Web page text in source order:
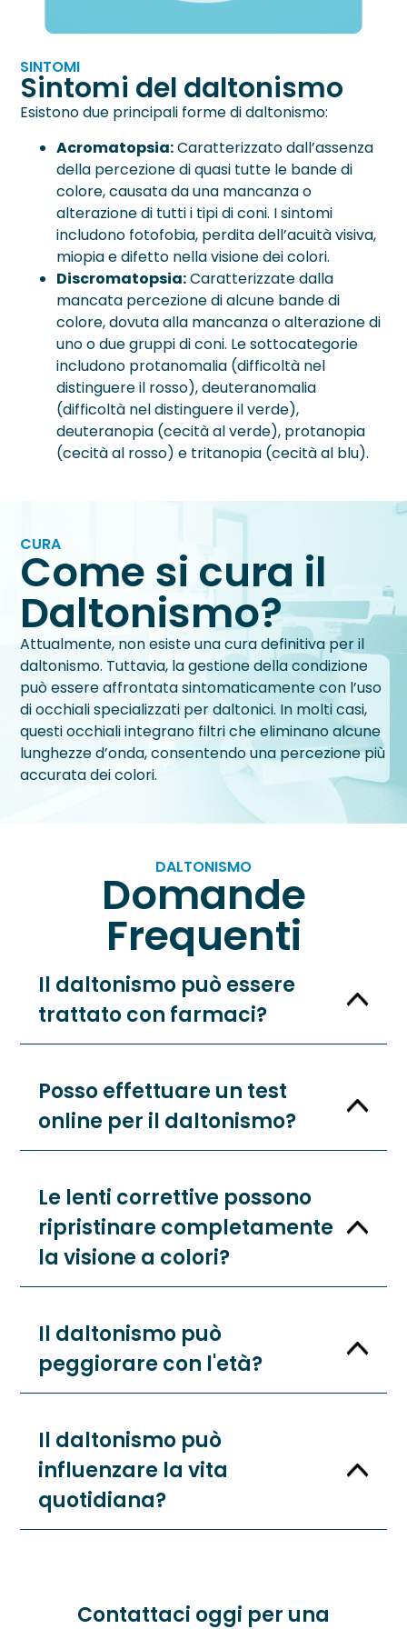
SINTOMI
Sintomi del daltonismo
Esistono due principali forme di daltonismo:
Acromatopsia:Caratterizzato dall’assenza
della percezione di quasi tutte le bande di
colore, causata da una mancanza o
alterazione di tutti i tipi di coni. I sintomi
includono fotofobia, perdita dell’acuità visiva,
miopia e difetto nella visione dei colori.
Discromatopsia:Caratterizzate dalla
mancata percezione di alcune bande di
colore, dovuta alla mancanza o alterazione di
uno o due gruppi di coni. Le sottocategorie
includono protanomalia (difficoltà nel
distinguere il rosso), deuteranomalia
(difficoltà nel distinguere il verde),
deuteranopia (cecità al verde), protanopia
(cecità al rosso) e tritanopia (cecità al blu).
CURA
Come si cura il
Daltonismo?
Attualmente, non esiste una cura definitiva per il
daltonismo. Tuttavia, la gestione della condizione
può essere affrontata sintomaticamente con l’uso
di occhiali specializzati per daltonici. In molti casi,
questi occhiali integrano filtri che eliminano alcune
lunghezze d’onda, consentendo una percezione più
accurata dei colori.
DALTONISMO
Domande
Frequenti
Il daltonismo può essere
trattato con farmaci?
Posso effettuare un test
online per il daltonismo?
Le lenti correttive possono
ripristinare completamente
la visione a colori?
Il daltonismo può
peggiorare con l'età?
Il daltonismo può
influenzare la vita
quotidiana?
Contattaci oggi per una